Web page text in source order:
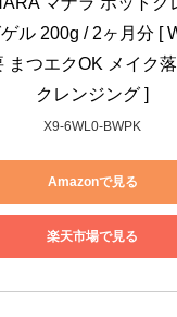
ル 200g / 2ヶ月分 [
まつエクOK メイク
クレンジング ]
X9-6WL0-BWPK
Amazonで見る
楽天市場で見る